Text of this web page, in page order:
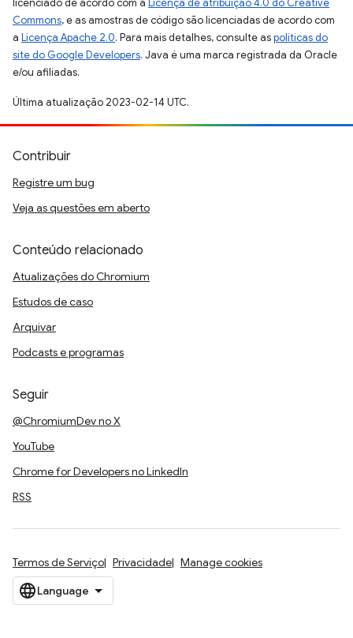
Commons, e as amostras de código são licenciadas de acordo com
a Licença Apache 2.0. Para mais detalhes, consulte aspolíticas do
site do Google Developers. Java é uma marca registrada da Oracle
e/ou afiliadas.
Última atualização 2023-02-14 UTC.
Contribuir
Registre um bug
Veja as questões em aberto
Conteúdo relacionado
Atualizações do Chromium
Estudos de caso
Arquivar
Podcasts e programas
Seguir
@ChromiumDev no X
YouTube
Chrome for Developers no LinkedIn
RSS
Termos de Serviço Privacidade Manage cookies